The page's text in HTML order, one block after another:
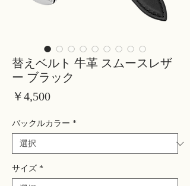
替えベルト 牛革 スムースレザ
ー ブラック
￥4,500価
バックルカラー *
サイズ *